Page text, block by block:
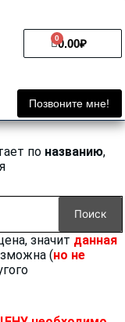
0.00₽
0
Cart
Позвоните мне!
по названию,
Поиск
значит данная
(но не